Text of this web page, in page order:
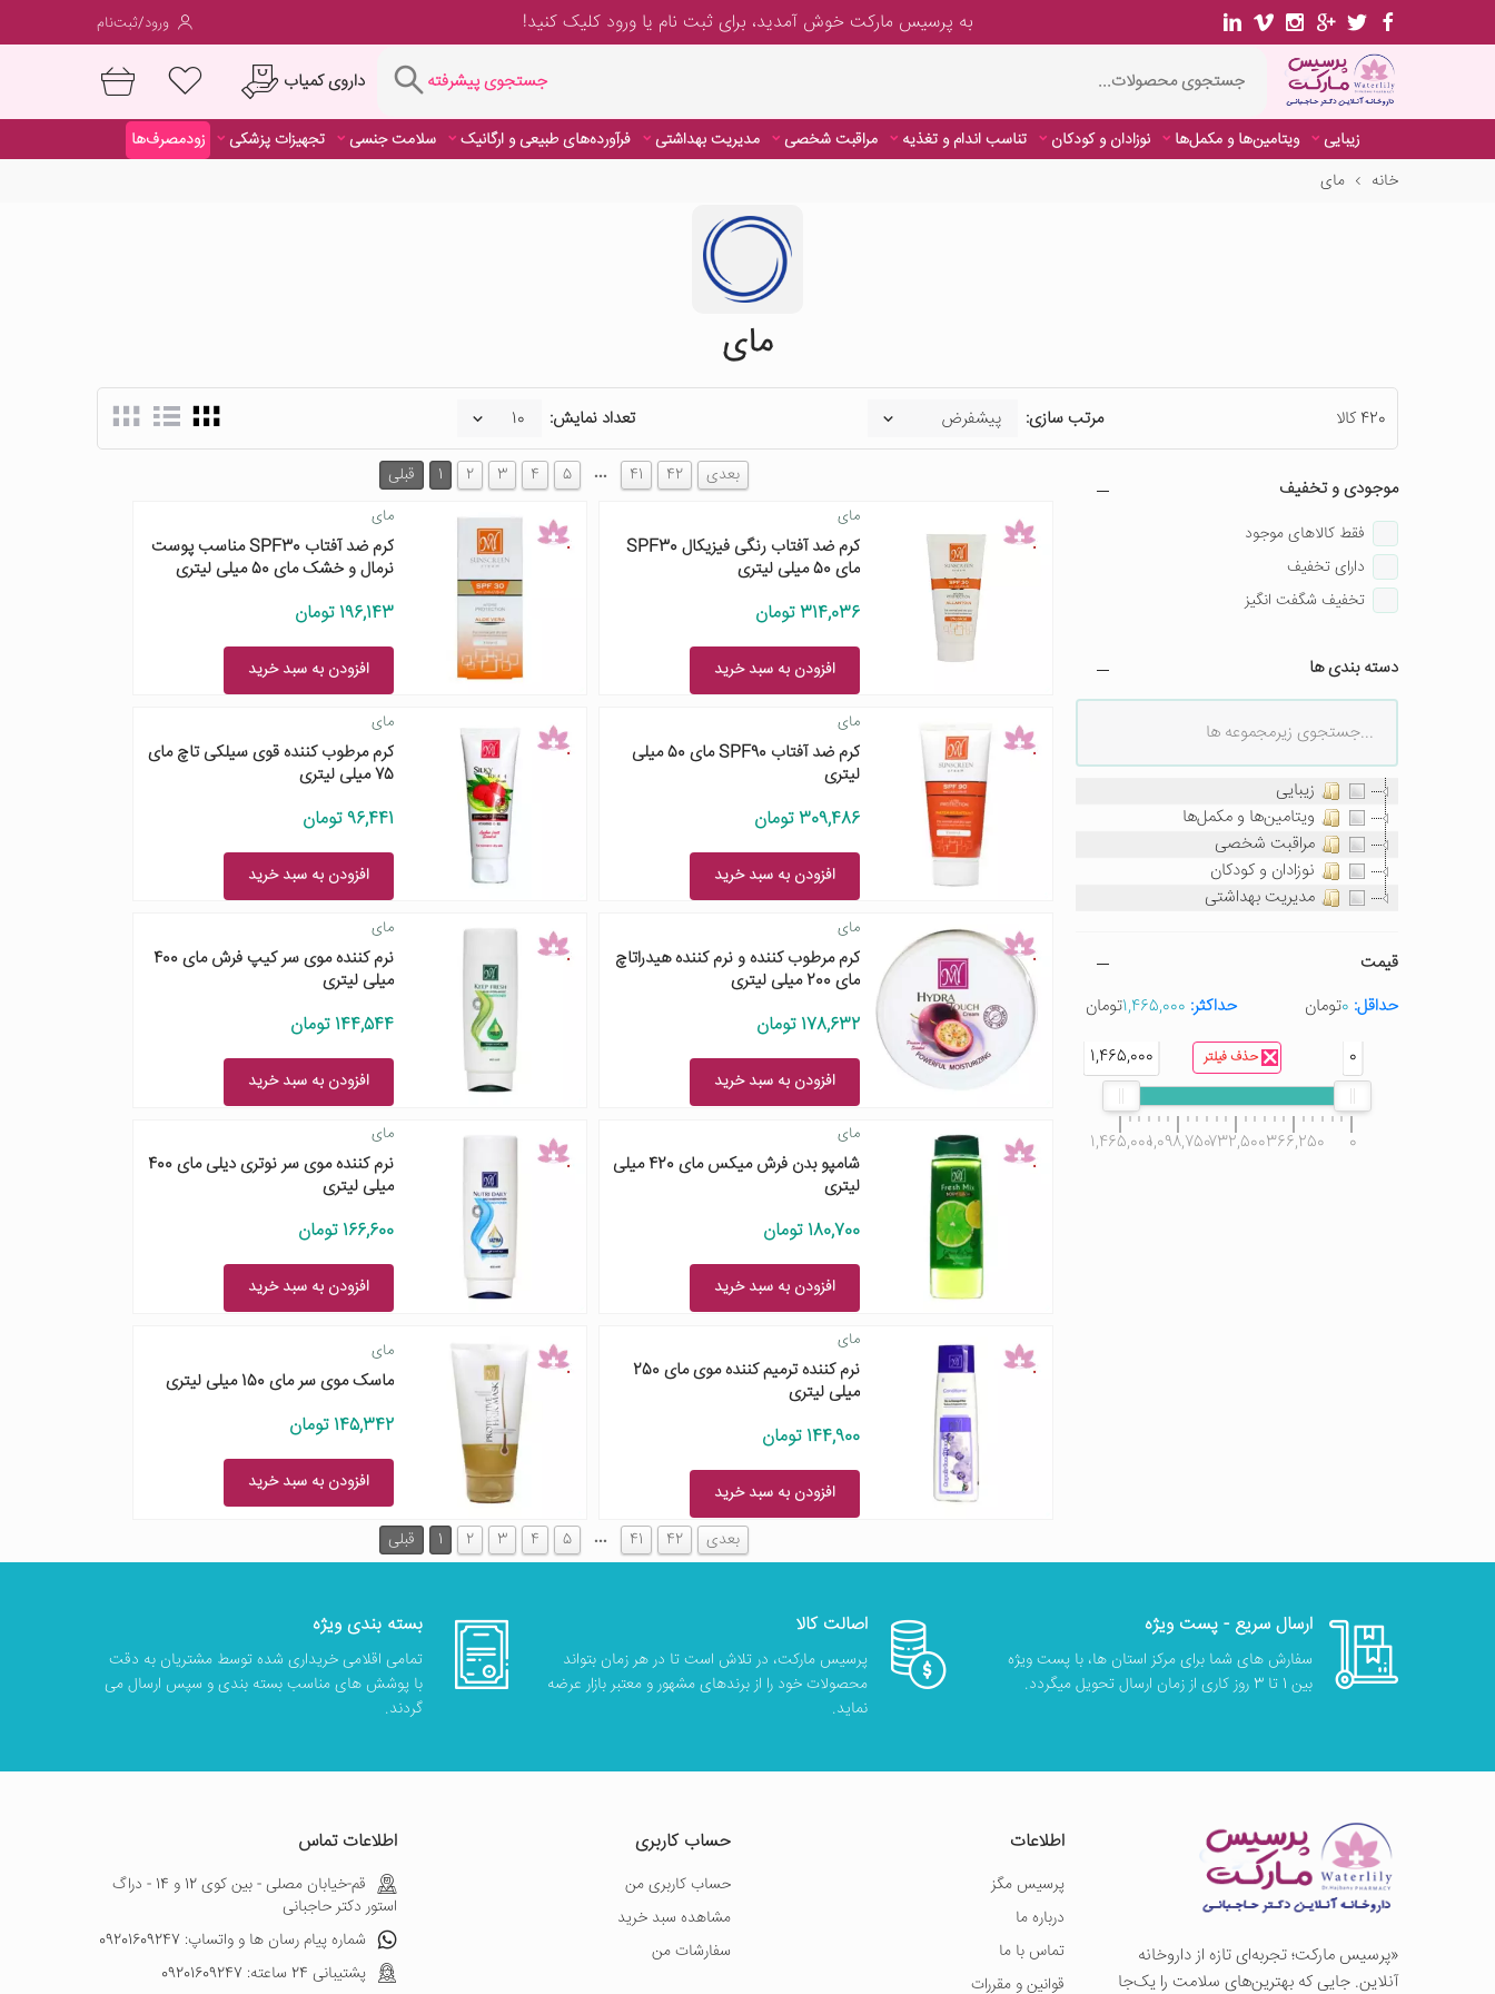
داروی کمیاب
به پرسیس مارکت خوش آمدید، برایثبت نام یا ورودکلیک کنید! ورود/ثبت‌نام
جستجوی پیشرفته داروی کمیاب
زیبایی ویتامین‌ها و مکمل‌ها نوزادان و کودکان تناسب اندام و تغذیه مراقبت شخصی مدیریت بهداشتی فرآورده‌های طبیعی و ارگانیک سلامت جنسی تجهیزات پزشکی
زودمصرف‌ها
خانه
مای
مای
420 کالا مرتب سازی: تعداد نمایش:
موجودی و تخفیف
فقط کالاهای موجود
دارای تخفیف
تخفیف شگفت انگیز
دسته بندی ها
زیبایی
ویتامین‌ها و مکمل‌ها
مراقبت شخصی
نوزادان و کودکان
مدیریت بهداشتی
قیمت
حداقل: 0تومان حداکثر: 1,465,000تومان
حذف فیلتر 0
1,465,000
0
366,250
732,500
1,098,750
1,465,000
قبلی 1 2 3 4 5 … 41 42 بعدی
مای
کرم ضد آفتاب رنگی فیزیکال SPF30
مای 50 میلی لیتری
314,036 تومان
افزودن به سبد خرید
مای
کرم ضد آفتاب SPF30 مناسب پوست
نرمال و خشک مای 50 میلی لیتری
196,143 تومان
افزودن به سبد خرید
مای
کرم ضد آفتاب SPF90 مای 50 میلی
لیتری
309,486 تومان
افزودن به سبد خرید
مای
کرم مرطوب کننده قوی سیلکی تاچ مای
75 میلی لیتری
96,441 تومان
افزودن به سبد خرید
مای
کرم مرطوب کننده و نرم کننده هیدراتاچ
مای 200 میلی لیتری
178,632 تومان
افزودن به سبد خرید
مای
نرم کننده موی سر کیپ فرش مای 400
میلی لیتری
144,544 تومان
افزودن به سبد خرید
مای
شامپو بدن فرش میکس مای 420 میلی
لیتری
180,700 تومان
افزودن به سبد خرید
مای
نرم کننده موی سر نوتری دیلی مای 400
میلی لیتری
166,600 تومان
افزودن به سبد خرید
مای
نرم کننده ترمیم کننده موی مای 250
میلی لیتری
144,900 تومان
افزودن به سبد خرید
مای
ماسک موی سر مای 150 میلی لیتری
145,342 تومان
افزودن به سبد خرید
قبلی 1 2 3 4 5 … 41 42 بعدی
ارسال سریع - پست ویژه
سفارش های شما برای مرکز استان ها، با پست ویژه
بین 1 تا 3 روز کاری از زمان ارسال تحویل میگردد.
اصالت کالا
پرسیس مارکت، در تلاش است تا در هر زمان بتواند
محصولات خود را از برندهای مشهور و معتبر بازار عرضه
نماید.
بسته بندی ویژه
تمامی اقلامی خریداری شده توسط مشتریان به دقت
با پوشش های مناسب بسته بندی و سپس ارسال می
گردند.
«پرسيس ماركت؛ تجربه‌ای تازه از داروخانه
آنلاین. جایی که بهترین‌های سلامت را یک‌جا
اطلاعات
پرسیس مگز
درباره ما
تماس با ما
قوانین و مقررات
حساب کاربری
حساب کاربری من
مشاهده سبد خرید
سفارشات من
اطلاعات تماس
قم-خیابان مصلی - بین کوی 12 و 14 - دراگ
استور دکتر حاجبانی
شماره پیام رسان ها و واتساپ: 09201609247
پشتیبانی 24 ساعته: 09201609247